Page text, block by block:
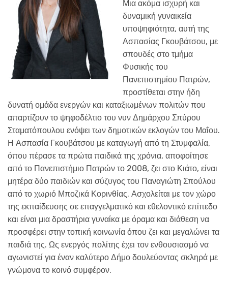
Μια ακόμα ισχυρή και
δυναμική γυναικεία
υποψηφιότητα, αυτή της
Ασπασίας Γκουβάτσου, με
σπουδές στο τμήμα
Φυσικής του
Πανεπιστημίου Πατρών,
προστίθεται στην ήδη
δυνατή ομάδα ενεργών και καταξιωμένων πολιτών που
απαρτίζουν το ψηφοδέλτιο του νυν Δημάρχου Σπύρου
Σταματόπουλου ενόψει των δημοτικών εκλογών του Μαΐου.
Η Ασπασία Γκουβάτσου με καταγωγή από τη Στυμφαλία,
όπου πέρασε τα πρώτα παιδικά της χρόνια, αποφοίτησε
από το Πανεπιστήμιο Πατρών το 2008, ζει στο Κιάτο, είναι
μητέρα δύο παιδιών και σύζυγος του Παναγιώτη Σπούλου
από το χωριό Μποζικά Κορινθίας. Ασχολείται με τον χώρο
της εκπαίδευσης σε επαγγελματικό και εθελοντικό επίπεδο
και είναι μια δραστήρια γυναίκα με όραμα και διάθεση να
προσφέρει στην τοπική κοινωνία όπου ζει και μεγαλώνει τα
παιδιά της. Ως ενεργός πολίτης έχει τον ενθουσιασμό να
αγωνιστεί για έναν καλύτερο Δήμο δουλεύοντας σκληρά με
γνώμονα το κοινό συμφέρον.